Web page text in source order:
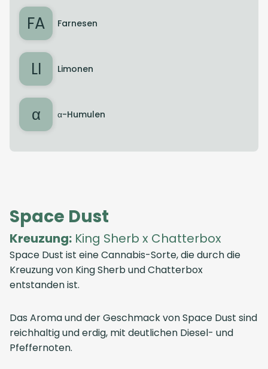
FA Farnesen
LI Limonen
α α-Humulen
Space Dust
Kreuzung: King Sherb x Chatterbox
Space Dust ist eine Cannabis-Sorte, die durch die
Kreuzung von King Sherb und Chatterbox
entstanden ist.
Das Aroma und der Geschmack von Space Dust sind
reichhaltig und erdig, mit deutlichen Diesel- und
Pfeffernoten.